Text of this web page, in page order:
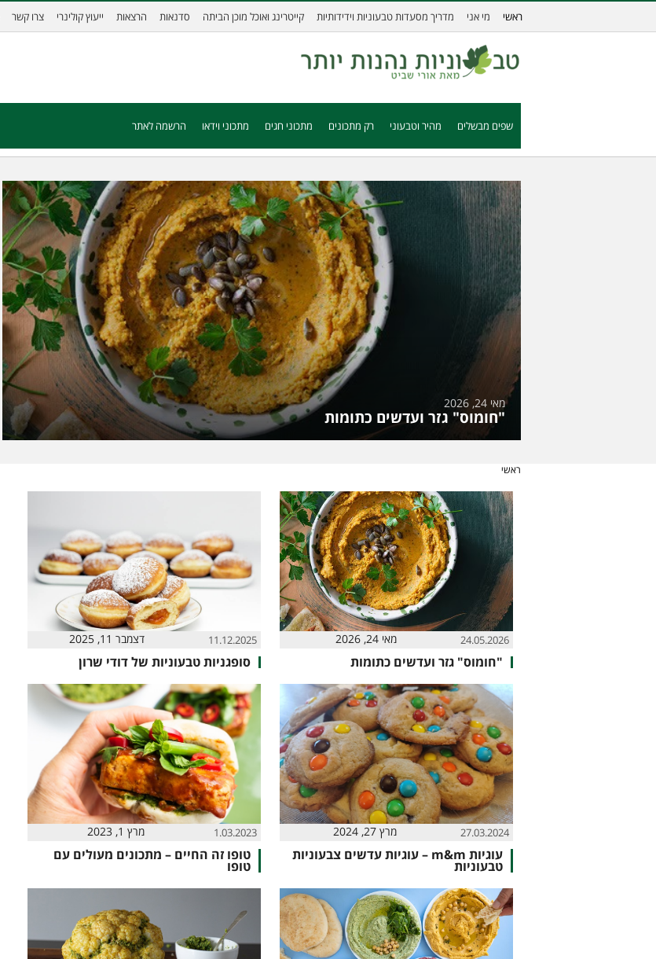
ראשי מי אני מדריך מסעדות טבעוניות וידידותיות קייטרינג ואוכל מוכן הביתה סדנאות הרצאות ייעוץ קולינרי צרו קשר
שפים מבשלים מהיר וטבעוני רק מתכונים מתכוני חגים מתכוני וידאו הרשמה לאתר
מאי 24, 2026
"חומוס" גזר ועדשים כתומות
ראשי
24.05.2026 מאי 24, 2026
"חומוס" גזר ועדשים כתומות
11.12.2025 דצמבר 11, 2025
סופגניות טבעוניות של דודי שרון
27.03.2024 מרץ 27, 2024
עוגיות m&m – עוגיות עדשים צבעוניות
טבעוניות
1.03.2023 מרץ 1, 2023
טופו זה החיים – מתכונים מעולים עם
טופו